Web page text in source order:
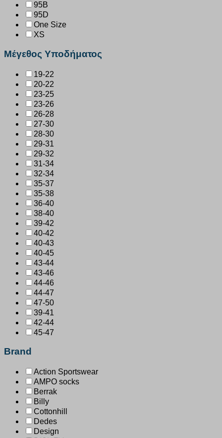
95B
95D
One Size
XS
Μέγεθος Υποδήματος
19-22
20-22
23-25
23-26
26-28
27-30
28-30
29-31
29-32
31-34
32-34
35-37
35-38
36-40
38-40
39-42
40-42
40-43
40-45
43-44
43-46
44-46
44-47
47-50
39-41
42-44
45-47
Brand
Action Sportswear
AMPO socks
Berrak
Billy
Cottonhill
Dedes
Design